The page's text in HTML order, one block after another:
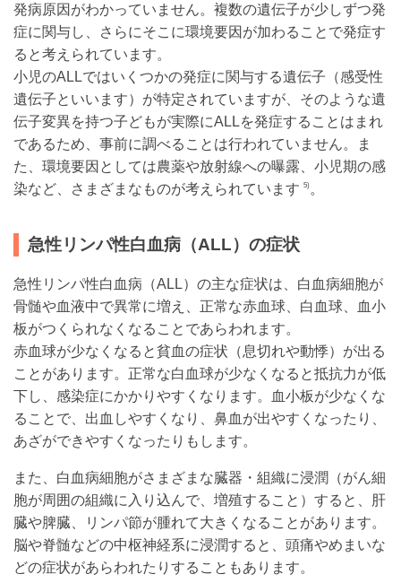
発病原因がわかっていません。複数の遺伝子が少しずつ発
症に関与し、さらにそこに環境要因が加わることで発症す
ると考えられています。
小児のALLではいくつかの発症に関与する遺伝子（感受性
遺伝子といいます）が特定されていますが、そのような遺
伝子変異を持つ子どもが実際にALLを発症することはまれ
であるため、事前に調べることは行われていません。ま
た、環境要因としては農薬や放射線への曝露、小児期の感
染など、さまざまなものが考えられています 5) 。
急性リンパ性白血病（ALL）の症状
急性リンパ性白血病（ALL）の主な症状は、白血病細胞が
骨髄や血液中で異常に増え、正常な赤血球、白血球、血小
板がつくられなくなることであらわれます。
赤血球が少なくなると貧血の症状（息切れや動悸）が出る
ことがあります。正常な白血球が少なくなると抵抗力が低
下し、感染症にかかりやすくなります。血小板が少なくな
ることで、出血しやすくなり、鼻血が出やすくなったり、
あざができやすくなったりもします。
また、白血病細胞がさまざまな臓器・組織に浸潤（がん細
胞が周囲の組織に入り込んで、増殖すること）すると、肝
臓や脾臓、リンパ節が腫れて大きくなることがあります。
脳や脊髄などの中枢神経系に浸潤すると、頭痛やめまいな
どの症状があらわれたりすることもあります。